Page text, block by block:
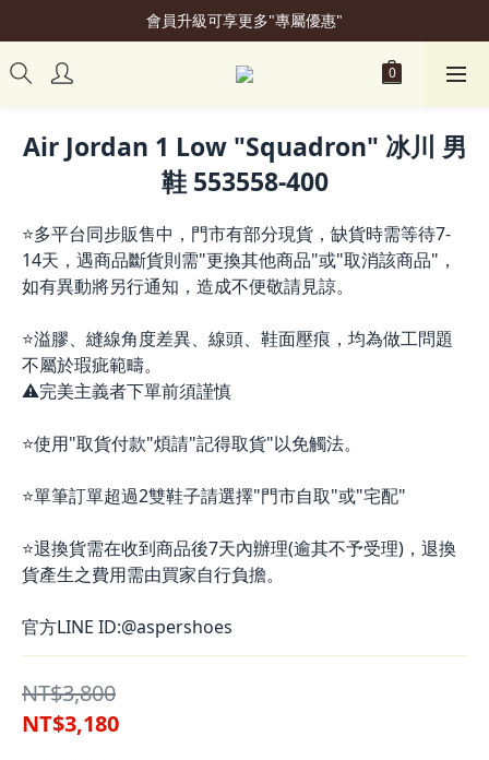
加入會員立即贈50元購物金
會員升級可享更多"專屬優惠"
加入會員立即贈50元購物金
Air Jordan 1 Low "Squadron" 冰川 男
鞋 553558-400
⭐多平台同步販售中，門市有部分現貨，缺貨時需等待7-
14天，遇商品斷貨則需"更換其他商品"或"取消該商品"，
如有異動將另行通知，造成不便敬請見諒。
⭐溢膠、縫線角度差異、線頭、鞋面壓痕，均為做工問題
不屬於瑕疵範疇。
⚠️完美主義者下單前須謹慎
⭐使用"取貨付款"煩請"記得取貨"以免觸法。
⭐單筆訂單超過2雙鞋子請選擇"門市自取"或"宅配"
⭐退換貨需在收到商品後7天內辦理(逾其不予受理)，退換
貨產生之費用需由買家自行負擔。
官方LINE ID:@aspershoes
NT$3,800
NT$3,180